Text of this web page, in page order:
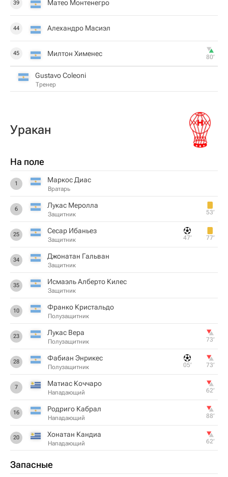
39 Матео Монтенегро
44 Алехандро Масиэл
45 Милтон Хименес 80‎’‎
Gustavo Coleoni
Тренер
Уракан
На поле
1 Маркос Диас
Вратарь
6 Лукас Меролла
Защитник 53‎’‎
25 Сесар Ибаньез
Защитник 47‎’‎ 77‎’‎
34 Джонатан Гальван
Защитник
35 Исмаэль Алберто Килес
Защитник
10 Франко Кристальдо
Полузащитник
23 Лукас Вера
Полузащитник 73‎’‎
28 Фабиан Энрикес
Полузащитник 05‎’‎ 73‎’‎
7 Матиас Коччаро
Нападающий 62‎’‎
16 Родриго Кабрал
Нападающий 88‎’‎
20 Хонатан Кандиа
Нападающий 62‎’‎
Запасные